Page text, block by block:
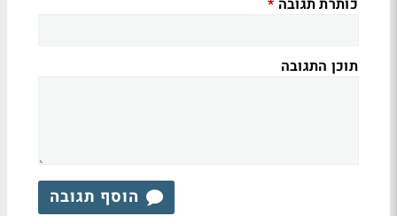
*
תוכן התגובה
הוסף תגובה